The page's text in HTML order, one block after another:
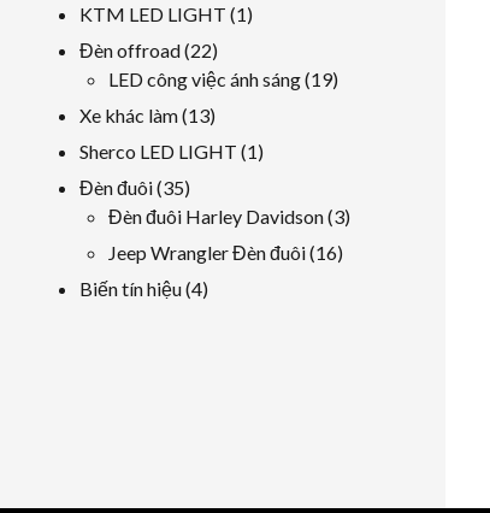
phẩm
KTM LED LIGHT 11
phẩm
Đèn offroad 2222
các
sản
LED công việc ánh sáng 1919
Xe khác làm 1313
các
Sherco LED LIGHT 11
phẩm
Đèn đuôi 3535
các
sản
Đèn đuôi Harley Davidson 33
Jeep Wrangler Đèn đuôi 1616
Biến tín hiệu 44